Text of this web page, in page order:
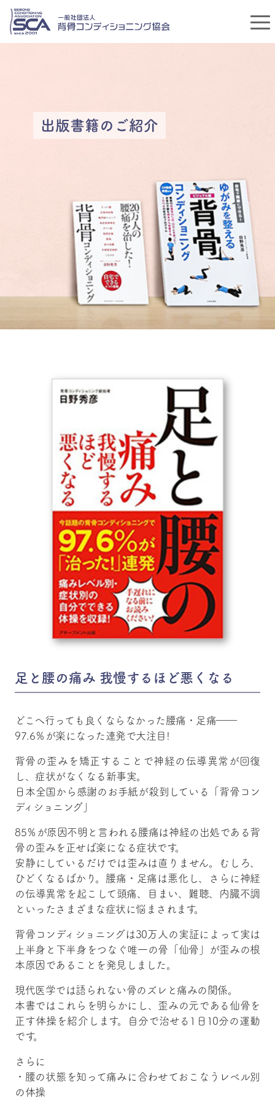
出版書籍のご紹介
足と腰の痛み 我慢するほど悪くなる
どこへ行っても良くならなかった腰痛・足痛――
97.6％が楽になった連発で大注目!
背骨の歪みを矯正することで神経の伝導異常が回復
し、症状がなくなる新事実。
日本全国から感謝のお手紙が殺到している「背骨コン
ディショニング」
85％が原因不明と言われる腰痛は神経の出処である背
骨の歪みを正せば楽になる症状です。
安静にしているだけでは歪みは直りません。むしろ、
ひどくなるばかり。腰痛・足痛は悪化し、さらに神経
の伝導異常を起こして頭痛、目まい、難聴、内臓不調
といったさまざまな症状に悩まされます。
背骨コンディショニングは30万人の実証によって実は
上半身と下半身をつなぐ唯一の骨「仙骨」が歪みの根
本原因であることを発見しました。
現代医学では語られない骨のズレと痛みの関係。
本書ではこれらを明らかにし、歪みの元である仙骨を
正す体操を紹介します。自分で治せる1日10分の運動
です。
さらに
・腰の状態を知って痛みに合わせておこなうレベル別
の体操